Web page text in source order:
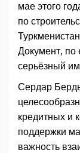
мае этого
по
Документ, по
серьёзный
Сердар
кредитных и
поддержки
важность